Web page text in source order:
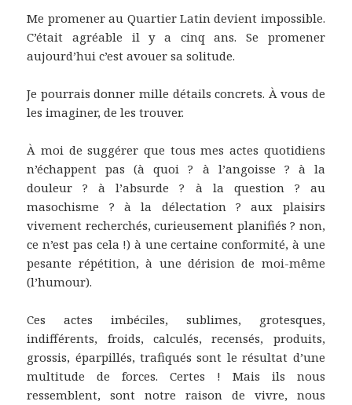
Me promener au Quartier Latin devient impossible.
C’était agréable il y a cinq ans. Se promener
aujourd’hui c’est avouer sa solitude.
Je pourrais donner mille détails concrets. À vous de
les imaginer, de les trouver.
À moi de suggérer que tous mes actes quotidiens
n’échappent pas (à quoi ? à l’angoisse ? à la
douleur ? à l’absurde ? à la question ? au
masochisme ? à la délectation ? aux plaisirs
vivement recherchés, curieusement planifiés ? non,
ce n’est pas cela !) à une certaine conformité, à une
pesante répétition, à une dérision de moi-même
(l’humour).
Ces actes imbéciles, sublimes, grotesques,
indifférents, froids, calculés, recensés, produits,
grossis, éparpillés, trafiqués sont le résultat d’une
multitude de forces. Certes ! Mais ils nous
ressemblent, sont notre raison de vivre, nous